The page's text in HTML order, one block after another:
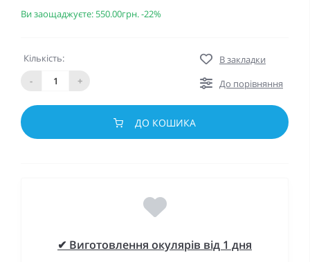
Ви заощаджуєте: 550.00грн.-22%
Кількість:
-
+
В закладки
До порівняння
ДО КОШИКА
✔ Виготовлення окулярів від 1 дня